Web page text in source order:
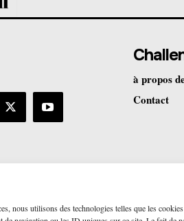
nous utilisons des technologies telles que les
à propos
Contact